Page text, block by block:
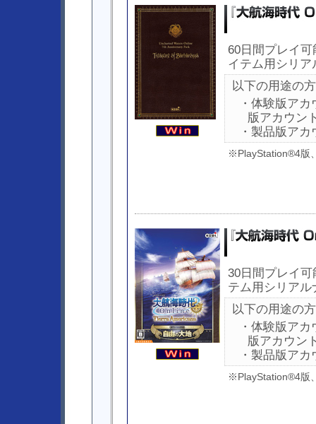
60日間プレイ
イテム用シリア
以下の用途の
・体験版ア
版アカウン
・製品版ア
※PlayStation®4版
30日間プレイ
テム用シリア
以下の用途の
・体験版ア
版アカウン
・製品版ア
※PlayStation®4版